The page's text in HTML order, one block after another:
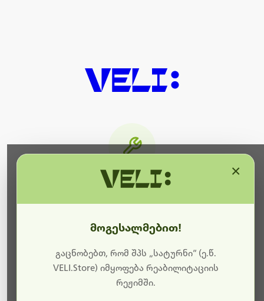
ბოდიშს გიხდით შეფერხებისთვის. ამჟამად
მიმდინარეობს საიტის განახლება და ტექნიკური
სამუშაოები.
მალე ისევ ხელმისაწვდომი იქნება. გმადლობთ
მოგესალმებით!
გაცნობებთ, რომ შპს „სატურნი“ (ე.წ.
VELI.Store) იმყოფება რეაბილიტაციის
რეჟიმში.
×